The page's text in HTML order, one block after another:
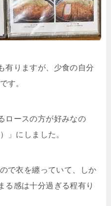
有りますが、少食の自分
す。
ロースの方が好みなの
」にしました。
で衣を纏っていて、しか
る感は十分過ぎる程有り